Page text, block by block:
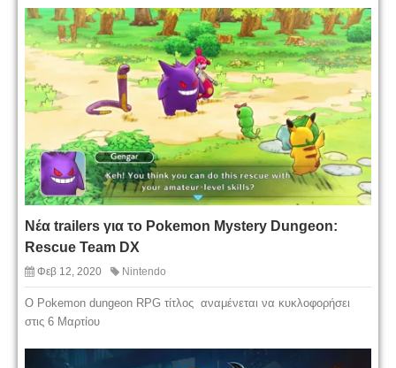
Νέα trailers για το Pokemon Mystery Dungeon:
Rescue Team DX
Φεβ 12, 2020 Nintendo
Ο Pokemon dungeon RPG τίτλος αναμένεται να κυκλοφορήσει
στις 6 Μαρτίου